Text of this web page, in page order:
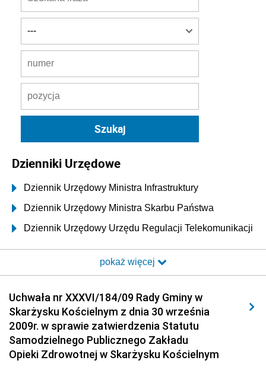
Dzienniki Urzędowe
Dziennik Urzędowy Ministra Infrastruktury
Dziennik Urzędowy Ministra Skarbu Państwa
Dziennik Urzędowy Urzędu Regulacji Telekomunikacji
Dziennik Urzędowy Ministra Transportu i Budownictwa
Elektronicznej
Dziennik Urzędowy Ministra Spraw Wewnętrznych i
Administracji
Dziennik Urzędowy Ministra Transportu
pokaż więcej
Uchwała nr XXXVI/184/09 Rady Gminy w
Skarżysku Kościelnym z dnia 30 września
2009r. w sprawie zatwierdzenia Statutu
Samodzielnego Publicznego Zakładu
Opieki Zdrowotnej w Skarżysku Kościelnym